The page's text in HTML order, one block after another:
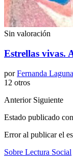
Sin valoración
Estrellas vivas.
porFernanda Laguna
12 otros
Anterior Siguiente
Estado publicado
Error al publicar el
Sobre Lectura Social